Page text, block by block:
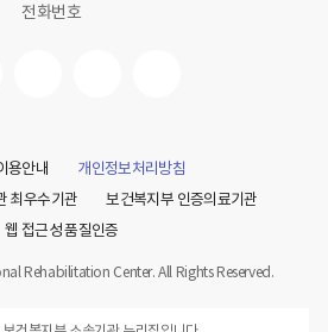
전화번호
용안내
개인정보처리방침
최우수기관
보건복지부 인증의료기관
웹 접근성 품질인증
Rehabilitation Center. All Rights Reserved.